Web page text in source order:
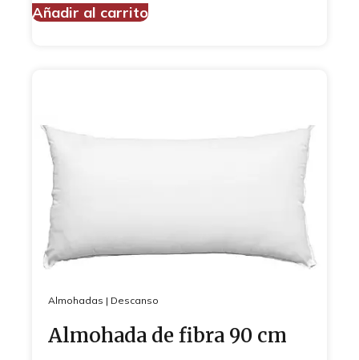
Añadir al carrito
Almohadas | Descanso
Almohada de fibra 90 cm